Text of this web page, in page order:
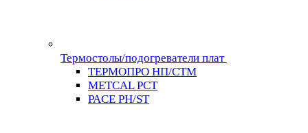
Термостолы/подогреватели плат
ТЕРМОПРО НП/СТМ
METCAL PCT
PACE PH/ST